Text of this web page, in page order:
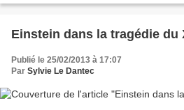
Einstein dans la tragédie du
Publié le 25/02/2013 à 17:07
Par Sylvie Le Dantec